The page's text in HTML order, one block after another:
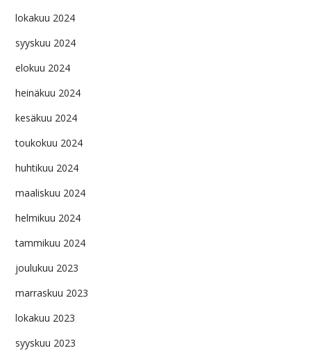
lokakuu 2024
syyskuu 2024
elokuu 2024
heinäkuu 2024
kesäkuu 2024
toukokuu 2024
huhtikuu 2024
maaliskuu 2024
helmikuu 2024
tammikuu 2024
joulukuu 2023
marraskuu 2023
lokakuu 2023
syyskuu 2023